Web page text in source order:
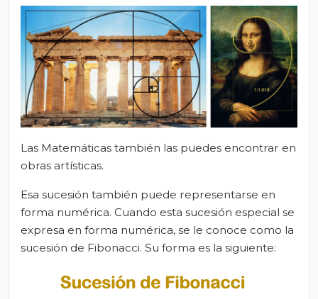
Las Matemáticas también las puedes encontrar en
obras artísticas.
Esa sucesión también puede representarse en
forma numérica. Cuando esta sucesión especial se
expresa en forma numérica, se le conoce como la
sucesión de Fibonacci. Su forma es la siguiente: